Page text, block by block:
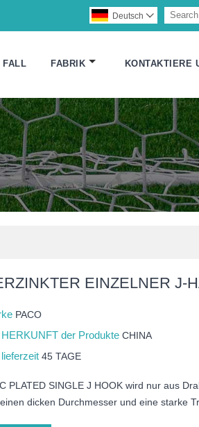
Deutsch 
FALL FABRIK KONTAKTIERE
EINZELNER J-
PACO
HERKUNFT der ProdukteCHINA
lieferzeit45 TAGE
PLATED SINGLE J HOOK wird nur aus
dicken Durchmesser und eine starke